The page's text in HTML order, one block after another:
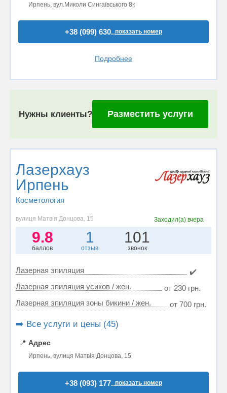
Ирпень, вул.Миколи Сингаївського 8к
+38 (099) 630..показать номер
Подробнее
Нужны клиенты? Разместить услуги
Лазерхауз
Ирпень
Косметология
вулиця Матвія Донцова, 15 Заходил(а) вчера
9.8
баллов
1
отзыв
101
звонок
Лазерная эпиляция
✔️
Лазерная эпиляция усиков / жен.
от 230 грн.
Лазерная эпиляция зоны бикини / жен.
от 700 грн.
➡️ Все услуги и цены (45)
📍 Адрес
Ирпень, вулиця Матвія Донцова, 15
+38 (093) 177..показать номер